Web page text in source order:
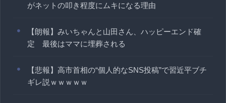
がネットの叩き程度にムキになる理由
【朗報】みいちゃんと山田さん、ハッピーエンド確
定 最後はママに埋葬される
【悲報】高市首相の“個人的なSNS投稿”で習近平ブチ
ギレ説ｗｗｗｗｗ